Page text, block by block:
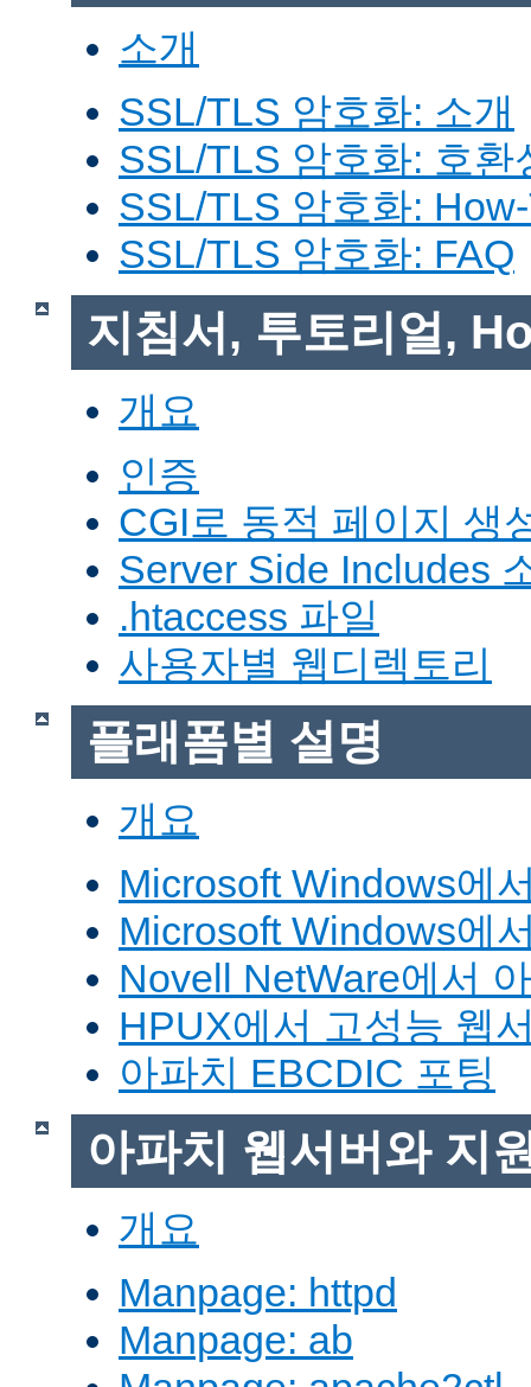
소개
SSL/TLS 암호화: 소개
SSL/TLS 암호화: 호환
SSL/TLS 암호화:
SSL/TLS 암호화: FAQ
지침서, 투토리얼,
개요
인증
CGI로 동적 페이지 생
Server Side Includes
.htaccess 파일
사용자별 웹디렉토리
플래폼별 설명
개요
Microsoft Windows에
Microsoft Windows에
Novell NetWare에서
HPUX에서 고성능 웹
아파치 EBCDIC 포팅
아파치 웹서버와 지
개요
Manpage: httpd
Manpage: ab